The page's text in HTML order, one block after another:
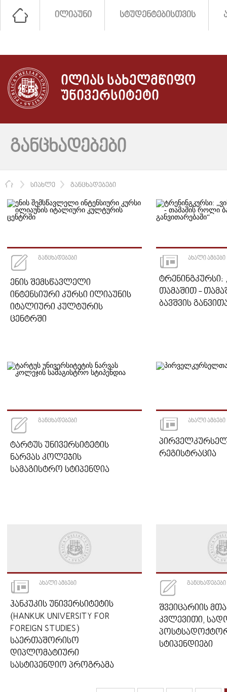
ᲘᲚᲘᲐᲣᲜᲘ ᲡᲢᲣᲓᲔᲜᲢᲔᲑᲘᲡᲗᲕᲘᲡ
ᲘᲚᲘᲐᲡ ᲡᲐᲮᲔᲚᲛᲬᲘᲤᲝ
ᲣᲜᲘᲕᲔᲠᲡᲘᲢᲔᲢᲘ
ᲒᲐᲜᲪᲮᲐᲓᲔᲑᲔᲑᲘ
ᲛᲗᲐᲕᲐᲠᲘ
ᲡᲘᲐᲮᲚᲔ ᲒᲐᲜᲪᲮᲐᲓᲔᲑᲔᲑᲘ
ᲒᲐᲜᲪᲮᲐᲓᲔᲑᲔᲑᲘ
ᲔᲜᲘᲡ ᲨᲔᲛᲡᲬᲐᲕᲚᲔᲚᲘ
ᲘᲜᲢᲔᲜᲡᲘᲣᲠᲘ ᲙᲣᲠᲡᲘ ᲘᲚᲘᲐᲣᲜᲘᲡ
ᲘᲢᲐᲚᲘᲣᲠᲘ ᲙᲣᲚᲢᲣᲠᲘᲡ
ᲪᲔᲜᲢᲠᲨᲘ
ᲐᲮᲐᲚᲘ ᲐᲛᲑᲔᲑᲘ
ᲗᲐᲛᲐᲨᲘᲗ -
ᲑᲐᲕᲨᲕᲘᲡ
ᲒᲐᲜᲪᲮᲐᲓᲔᲑᲔᲑᲘ
ᲢᲐᲠᲢᲣᲡ ᲣᲜᲘᲕᲔᲠᲡᲘᲢᲔᲢᲘᲡ
ᲜᲐᲠᲕᲐᲡ ᲙᲝᲚᲔᲯᲘᲡ
ᲡᲐᲛᲐᲒᲘᲡᲢᲠᲝ ᲡᲢᲘᲞᲔᲜᲓᲘᲐ
ᲐᲮᲐᲚᲘ ᲐᲛᲑᲔᲑᲘ
ᲠᲔᲒᲘᲡᲢᲠᲐᲪᲘᲐ
ᲐᲮᲐᲚᲘ ᲐᲛᲑᲔᲑᲘ
ᲰᲐᲜᲙᲣᲙᲘᲡ ᲣᲜᲘᲕᲔᲠᲡᲘᲢᲔᲢᲘᲡ
(HANKUK UNIVERSITY FOR
FOREIGN STUDIES)
ᲡᲐᲔᲠᲗᲐᲨᲝᲠᲘᲡᲝ
ᲓᲘᲞᲚᲝᲛᲐᲢᲘᲣᲠᲘ
ᲡᲐᲡᲢᲘᲞᲔᲜᲓᲘᲝ ᲞᲠᲝᲒᲠᲐᲛᲐ
ᲒᲐᲜᲪᲮᲐᲓᲔᲑᲔᲑᲘ
ᲨᲕᲔᲘᲪᲐᲠᲘᲘᲡ
ᲙᲕᲚᲔᲕᲘᲗᲘ,
ᲡᲢᲘᲞᲔᲜᲓᲘᲔᲑᲘ